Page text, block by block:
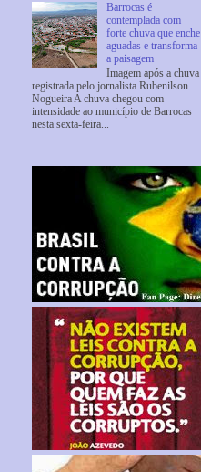
Barrocas é
contemplada com
forte chuva que enche
aguadas e transforma
a paisagem
Imagem após a chuva
registrada pelo jornalista Rubenilson
Nogueira A chuva chegou com
intensidade ao município de Barrocas
nesta sexta-feira...